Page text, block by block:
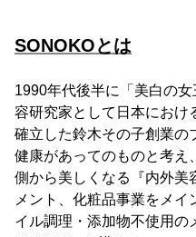
SONOKOとは
1990年代後半に「美白の
容研究家として日本におけ
確立した鈴木その子創業の
健康があってのものと考え
側から美しくなる『内外美
メント、化粧品事業をメ
イル調理・添加物不使用の